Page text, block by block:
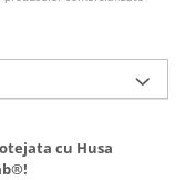
cu Husa